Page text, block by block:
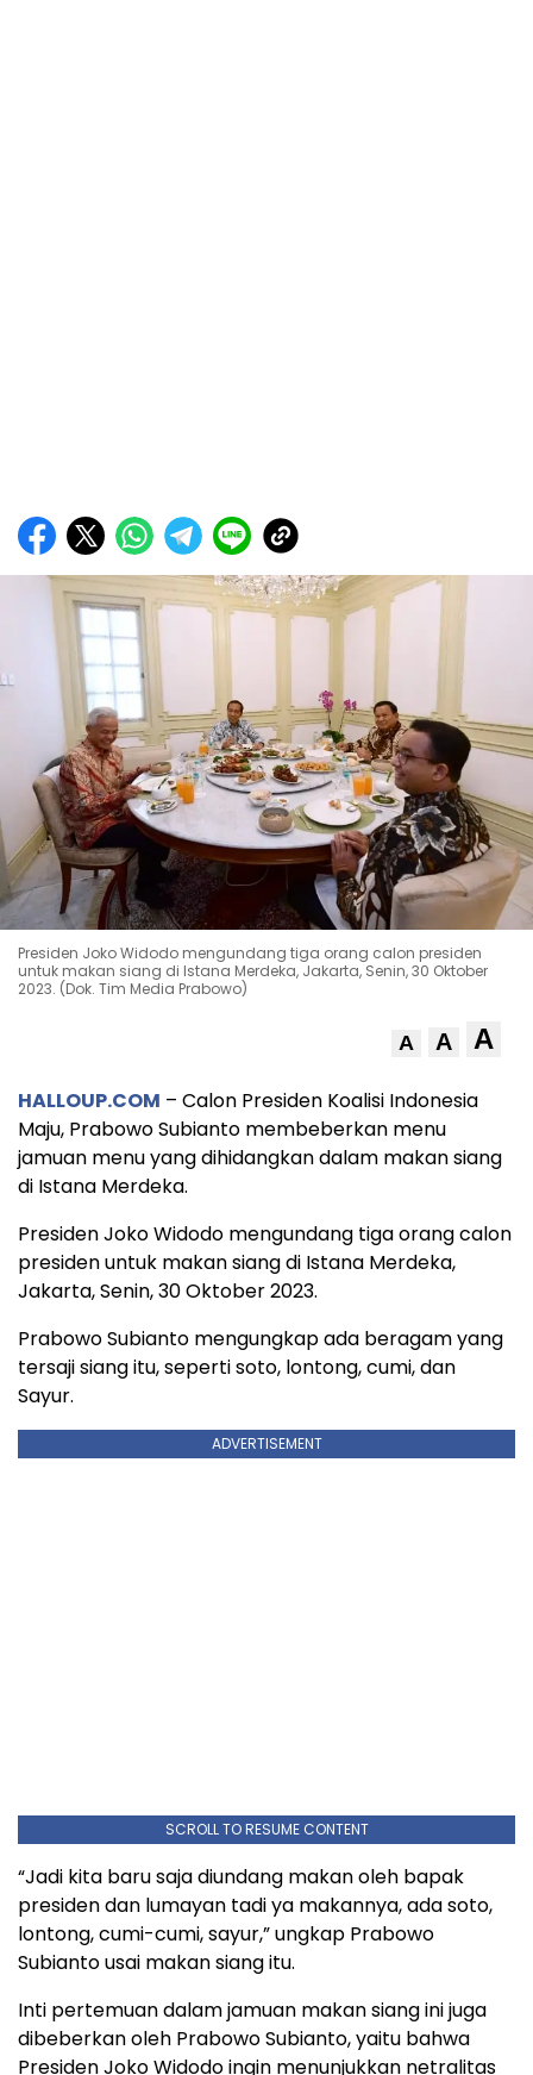
Presiden Joko Widodo mengundang tiga orang calon presiden
untuk makan siang di Istana Merdeka, Jakarta, Senin, 30 Oktober
2023. (Dok. Tim Media Prabowo)
A A A
HALLOUP.COM – Calon Presiden Koalisi Indonesia
Maju, Prabowo Subianto membeberkan menu
jamuan menu yang dihidangkan dalam makan siang
di Istana Merdeka.
Presiden Joko Widodo mengundang tiga orang calon
presiden untuk makan siang di Istana Merdeka,
Jakarta, Senin, 30 Oktober 2023.
Prabowo Subianto mengungkap ada beragam yang
tersaji siang itu, seperti soto, lontong, cumi, dan
Sayur.
ADVERTISEMENT
SCROLL TO RESUME CONTENT
“Jadi kita baru saja diundang makan oleh bapak
presiden dan lumayan tadi ya makannya, ada soto,
lontong, cumi-cumi, sayur,” ungkap Prabowo
Subianto usai makan siang itu.
Inti pertemuan dalam jamuan makan siang ini juga
dibeberkan oleh Prabowo Subianto, yaitu bahwa
Presiden Joko Widodo ingin menunjukkan netralitas